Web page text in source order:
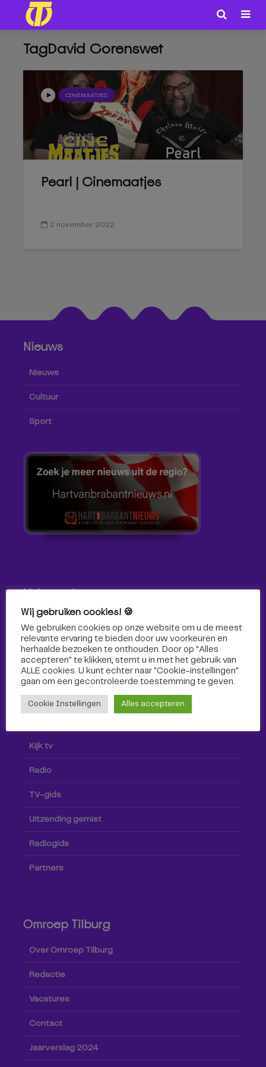
TagDavid Corenswet
CINEMAATJES
Pearl | Cinemaatjes
2 november 2022
Nieuws
Nieuws
Cultuur
Sport
Volg ons!
Volg Omroep Tilburg niet alleen hier, maar ook via social
media!
Kijk tv
Radio
TV-gids
Uitzending gemist
Radiogids
Partners
Omroep Tilburg
Over Omroep Tilburg
Redactie
Vacatures
Contact
Jaarverslag 2024
Wij gebruiken cookies! 🍪
We gebruiken cookies op onze website om u de meest
relevante ervaring te bieden door uw voorkeuren en
herhaalde bezoeken te onthouden. Door op "Alles
accepteren" te klikken, stemt u in met het gebruik van
ALLE cookies. U kunt echter naar "Cookie-instellingen"
gaan om een ​​gecontroleerde toestemming te geven.
Cookie Instellingen Alles accepteren